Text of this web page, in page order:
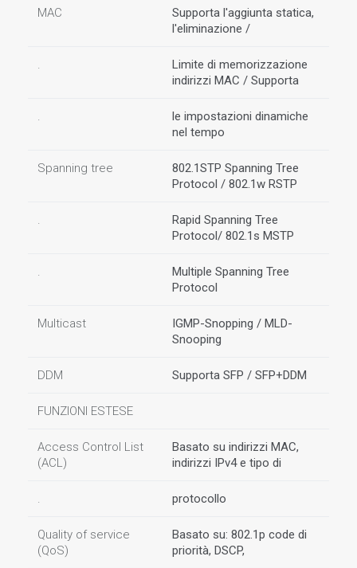
MAC
Supporta l'aggiunta statica,
l'eliminazione /
.
Limite di memorizzazione
indirizzi MAC / Supporta
.
le impostazioni dinamiche
nel tempo
Spanning tree
802.1STP Spanning Tree
Protocol / 802.1w RSTP
.
Rapid Spanning Tree
Protocol/ 802.1s MSTP
.
Multiple Spanning Tree
Protocol
Multicast
IGMP-Snopping / MLD-
Snooping
DDM Supporta SFP / SFP+DDM
FUNZIONI ESTESE
Access Control List
(ACL)
Basato su indirizzi MAC,
indirizzi IPv4 e tipo di
. protocollo
Quality of service
(QoS)
Basato su: 802.1p code di
priorità, DSCP,